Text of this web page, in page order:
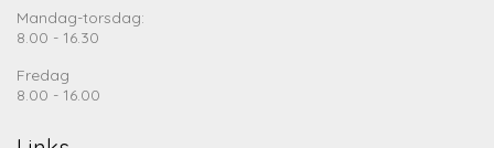
Mandag-torsdag:
8.00 - 16.30
Fredag
8.00 - 16.00